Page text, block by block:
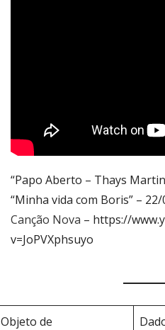
“Papo Aberto – Thays
“Minha vida com Boris” –
Canção Nova – https://
v=JoPVXphsuyo
Objeto de